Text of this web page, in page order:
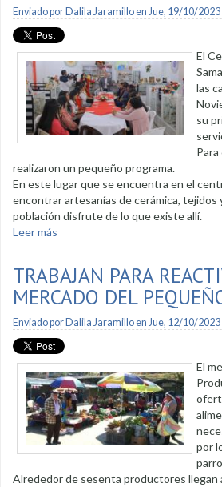
Enviado por Dalila Jaramilloen Jue, 19/10/2023
El
las
su
realizaron un pequeño programa.
En este lugar que se encuentra en el
encontrar artesanías de cerámica, tejidos
población disfrute de lo que existe allí.
Leer más
TRABAJAN PARA
MERCADO DEL
Enviado por Dalila Jaramilloen Jue, 12/10/2023
El
por
Alrededor de sesenta productores llegan